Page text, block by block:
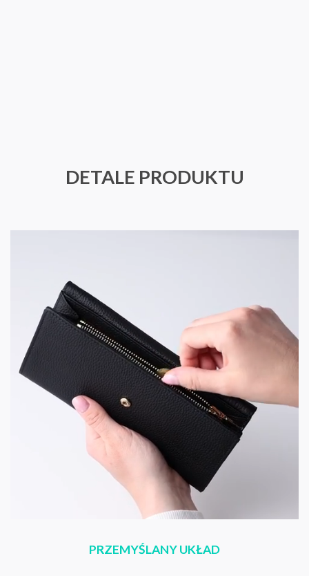
DETALE PRODUKTU
PRZEMYŚLANY UKŁAD